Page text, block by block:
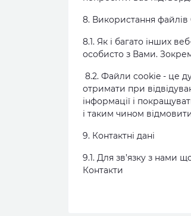
8. Використання файлів
8.1. Як і багато інших
особисто з Вами.
8.2. Файли cookie - це
отримати при
інформації і
і таким чином
9. Контактні дані
9.1. Для зв’язку з нами
Контакти